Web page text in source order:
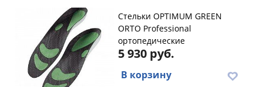
Стельки OPTIMUM GREEN
ORTO Professional
ортопедические
5 930 руб.
В корзину